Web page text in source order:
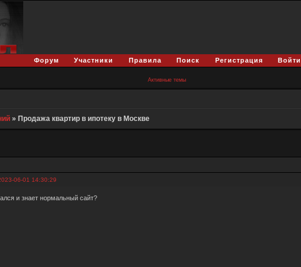
Форум Участники Правила Поиск Регистрация Войти
Активные темы
» Продажа квартир в ипотеку в Москве
06-01 14:30:29
и знает нормальный сайт?